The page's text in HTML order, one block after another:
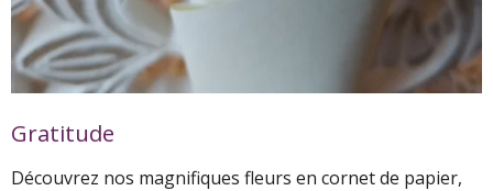
Gratitude
Découvrez nos magnifiques fleurs en cornet de papier,